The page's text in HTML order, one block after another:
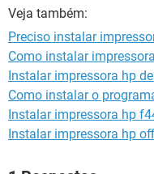
Veja também:
Preciso instalar
Como instalar
Instalar impressora hp
Como instalar o
Instalar impressora hp
Instalar impressora hp